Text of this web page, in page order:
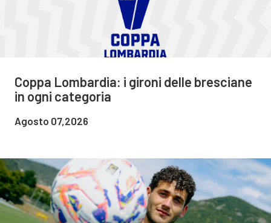
Coppa Lombardia: i gironi delle bresciane
in ogni categoria
Agosto 07,2026